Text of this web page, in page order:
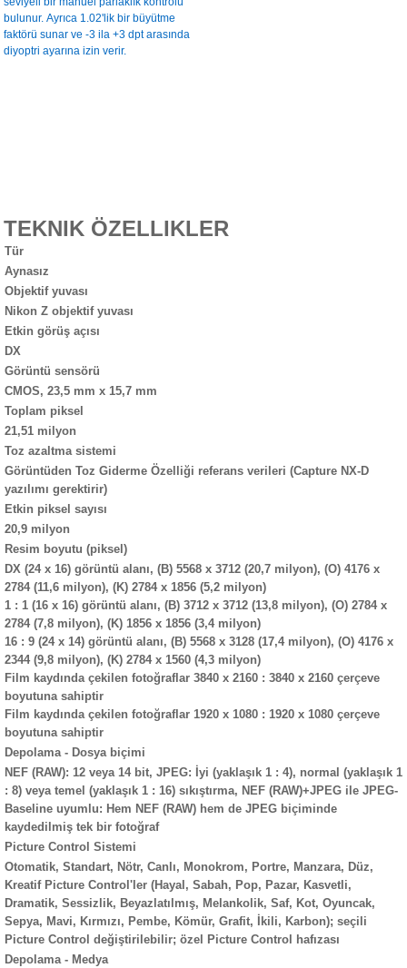
bulunur. Ayrıca 1.02'lik bir büyütme
faktörü sunar ve -3 ila +3 dpt arasında
diyoptri ayarına izin verir.
TEKNIK ÖZELLIKLER
Tür
Aynasız
Objektif yuvası
Nikon Z objektif yuvası
Etkin görüş açısı
DX
Görüntü sensörü
CMOS, 23,5 mm x 15,7 mm
Toplam piksel
21,51 milyon
Toz azaltma sistemi
Görüntüden Toz Giderme Özelliği referans verileri (Capture NX-D
yazılımı gerektirir)
Etkin piksel sayısı
20,9 milyon
Resim boyutu (piksel)
DX (24 x 16) görüntü alanı, (B) 5568 x 3712 (20,7 milyon), (O) 4176 x
2784 (11,6 milyon), (K) 2784 x 1856 (5,2 milyon)
1 : 1 (16 x 16) görüntü alanı, (B) 3712 x 3712 (13,8 milyon), (O) 2784 x
2784 (7,8 milyon), (K) 1856 x 1856 (3,4 milyon)
16 : 9 (24 x 14) görüntü alanı, (B) 5568 x 3128 (17,4 milyon), (O) 4176 x
2344 (9,8 milyon), (K) 2784 x 1560 (4,3 milyon)
Film kaydında çekilen fotoğraflar 3840 x 2160 : 3840 x 2160 çerçeve
boyutuna sahiptir
Film kaydında çekilen fotoğraflar 1920 x 1080 : 1920 x 1080 çerçeve
boyutuna sahiptir
Depolama - Dosya biçimi
NEF (RAW): 12 veya 14 bit, JPEG: İyi (yaklaşık 1 : 4), normal (yaklaşık 1
: 8) veya temel (yaklaşık 1 : 16) sıkıştırma, NEF (RAW)+JPEG ile JPEG-
Baseline uyumlu: Hem NEF (RAW) hem de JPEG biçiminde
kaydedilmiş tek bir fotoğraf
Picture Control Sistemi
Otomatik, Standart, Nötr, Canlı, Monokrom, Portre, Manzara, Düz,
Kreatif Picture Control'ler (Hayal, Sabah, Pop, Pazar, Kasvetli,
Dramatik, Sessizlik, Beyazlatılmış, Melankolik, Saf, Kot, Oyuncak,
Sepya, Mavi, Kırmızı, Pembe, Kömür, Grafit, İkili, Karbon); seçili
Picture Control değiştirilebilir; özel Picture Control hafızası
Depolama - Medya